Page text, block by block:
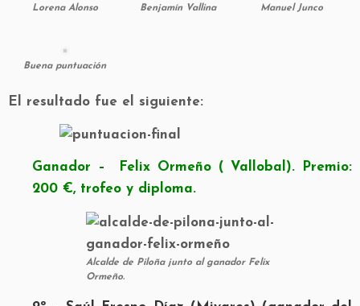
Lorena Alonso Benjamín Vallina Manuel Junco
Buena puntuación
El resultado fue el siguiente:
Ganador – Felix Ormeño ( Vallobal). Premio:
200 €, trofeo y diploma.
Alcalde de Piloña junto al ganador Felix
Ormeño.